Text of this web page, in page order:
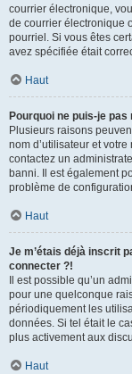
courrier électronique,
de courrier électronique
pourriel. Si vous êtes
avez spécifiée était
Haut
Pourquoi ne puis-je
Plusieurs raisons
nom d’utilisateur et
contactez un
banni. Il est également
problème de
Haut
Je m’étais déjà inscrit
connecter ?!
Il est possible qu’un
pour une quelconque
périodiquement les
données. Si tel était le
plus activement aux
Haut